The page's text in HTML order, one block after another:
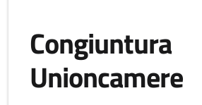
Congiuntura
Unioncamere